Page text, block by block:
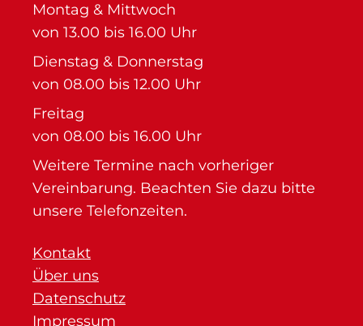
Montag & Mittwoch
von 13.00 bis 16.00 Uhr
Dienstag & Donnerstag
von 08.00 bis 12.00 Uhr
Freitag
von 08.00 bis 16.00 Uhr
Weitere Termine nach vorheriger
Vereinbarung. Beachten Sie dazu bitte
unsere Telefonzeiten.
Kontakt
Über uns
Datenschutz
Impressum